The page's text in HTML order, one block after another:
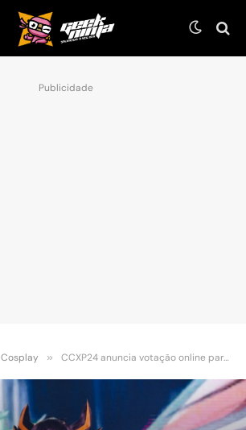
Publicidade
Cosplay » CCXP24 anuncia votação online para a classificação dos finalistas do Concurso Cosplay Master